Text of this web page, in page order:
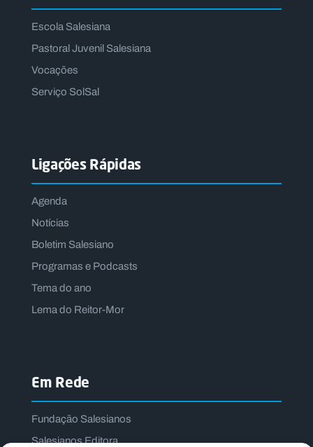
Escola Salesiana
Pastoral Juvenil Salesiana
Vocações
Serviço SolSal
Ligações Rápidas
Agenda
Notícias
Boletim Salesiano
Programas e Podcasts
Tema do ano
Lema do Reitor-Mor
Em Rede
Fundação Salesianos
Salesianos Editora